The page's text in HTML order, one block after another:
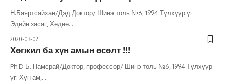
Н.Баяртсайхан/Дэд Доктор/ Шинэ толь №6, 1994 Түлхүүр үг :
Эдийн засаг, Хөдөө…
2020-03-02
Хөгжил ба хүн амын өсөлт !!!
Ph.D Б. Намсрай/Доктор, профессор/ Шинэ толь №6, 1994 Түлхүүр
үг: Хүн ам, …